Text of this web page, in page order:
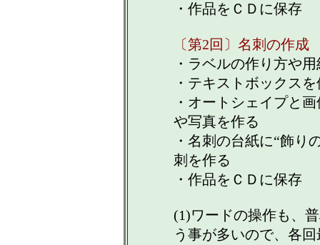
・作品をＣＤに保存
〔第2回〕名刺の作成
・ラベルの作り方や
・テキストボックス
・オートシェイプと
や写真を作る
・名刺の台紙に“飾り
刺を作る
・作品をＣＤに保存
(1)ワードの操作も、
う事が多いので、各